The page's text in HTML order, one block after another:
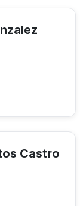
Castro